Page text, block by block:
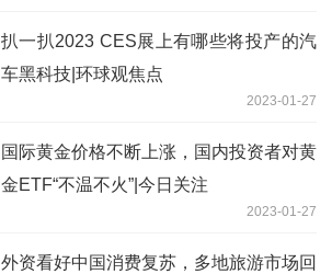
扒一扒2023 CES展上有哪些将投产的汽
车黑科技|环球观焦点
2023-01-27
国际黄金价格不断上涨，国内投资者对黄
金ETF“不温不火”|今日关注
2023-01-27
外资看好中国消费复苏，多地旅游市场回